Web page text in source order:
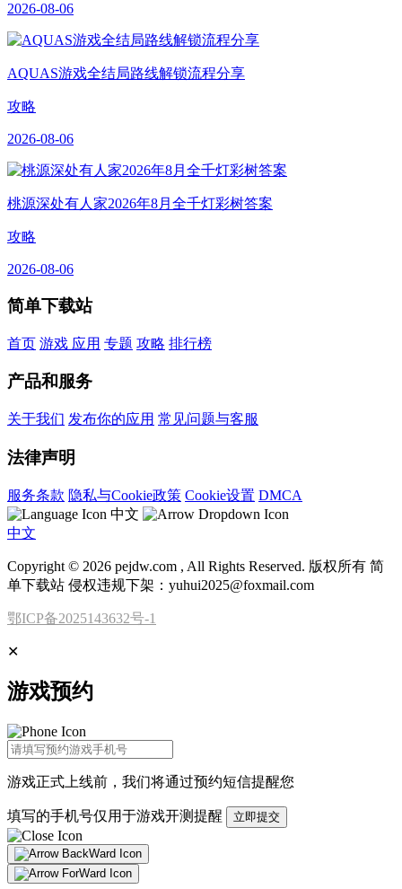
2026-08-06
AQUAS游戏全结局路线解锁流程分享
攻略
2026-08-06
桃源深处有人家2026年8月全千灯彩树答案
攻略
2026-08-06
简单下载站
首页 游戏 应用 专题 攻略 排行榜
产品和服务
关于我们 发布你的应用 常见问题与客服
法律声明
服务条款 隐私与Cookie政策 Cookie设置 DMCA
中文
中文
Copyright © 2026 pejdw.com , All Rights Reserved. 版权所有 简
单下载站 侵权违规下架：yuhui2025@foxmail.com
鄂ICP备2025143632号-1
✕
游戏预约
游戏正式上线前，我们将通过预约短信提醒您
填写的手机号仅用于游戏开测提醒 立即提交